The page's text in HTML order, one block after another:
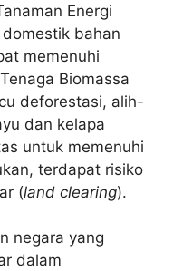
Energi
bahan
memenuhi
Biomassa
deforestasi, alih-
dan kelapa
untuk memenuhi
terdapat risiko
(land clearing).
negara yang
dalam